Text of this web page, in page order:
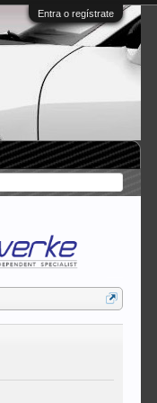
Entra o regístrate